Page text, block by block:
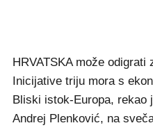
HRVATSKA može odigrati
Inicijative triju mora s
Bliski istok-Europa, rekao
Andrej Plenković, na